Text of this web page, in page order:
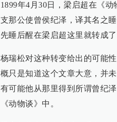
1899年4月30日，梁启超在《
支那公使曾侯纪泽，译其名之
先睡后醒在梁启超这里就转成
杨瑞松对这种转变给出的可能
概只是知道这个文章大意，并
有可能他从那里得到所谓曾纪
《动物谈》中。